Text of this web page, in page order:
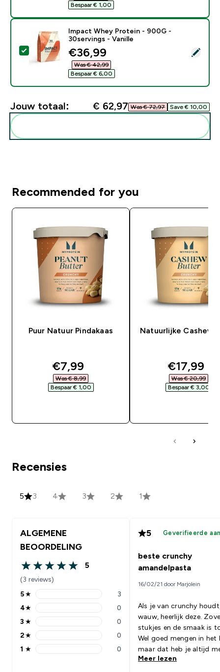
Bespaar € 1,00‎
Selecteer dit product - Impact Whey Protein - 900G
Impact Whey Protein - 900G -
30servings - Vanille
discounted price
€36,99‎
Was € 42,99‎
Bespaar € 6,00‎
Jouw totaal: € 62,97‎ Was € 72,97‎ Save € 10,00‎
Recommended for you
Puur Natuur Pindakaas
discounted price
€7,99‎
Was € 8,99‎
Bespaar € 1,00‎
Natuurlijke Cashew
€17,99‎
Was € 20,99‎
Bespaar € 3,00‎
Recensies
5 3 4 3 2 1
ALGEMENE
BEOORDELING
5 out of 5 stars
5
(3 reviews)
5 stars rating 3 reviews
5★ 3
4 stars rating 0 reviews
4★ 0
3 stars rating 0 reviews
3 ★ 0
2 stars rating 0 reviews
2★ 0
1 stars rating 0 reviews
1 ★ 0
5 Geverifieerde
beste crunchy
amandelpasta
16/02/21 door Marjolein
Als je van crunchy
wauw, heerlijk deze.
stukjes en de smaak is
Wel goed mengen in het
maar dat heb je altijd
pure notenpastas. Deze
Meer lezen